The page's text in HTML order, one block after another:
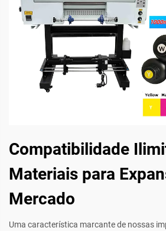
Compatibilidade
Materiais para
Mercado
Uma característica marcante de nossas